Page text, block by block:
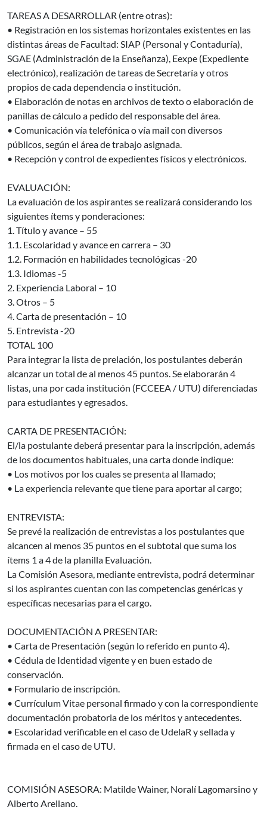
TAREAS A DESARROLLAR (entre otras):
• Registración en los sistemas horizontales existentes en las
distintas áreas de Facultad: SIAP (Personal y Contaduría),
SGAE (Administración de la Enseñanza), Eexpe (Expediente
electrónico), realización de tareas de Secretaría y otros
propios de cada dependencia o institución.
• Elaboración de notas en archivos de texto o elaboración de
panillas de cálculo a pedido del responsable del área.
• Comunicación vía telefónica o vía mail con diversos
públicos, según el área de trabajo asignada.
• Recepción y control de expedientes físicos y electrónicos.
EVALUACIÓN:
La evaluación de los aspirantes se realizará considerando los
siguientes ítems y ponderaciones:
1. Título y avance – 55
1.1. Escolaridad y avance en carrera – 30
1.2. Formación en habilidades tecnológicas -20
1.3. Idiomas -5
2. Experiencia Laboral – 10
3. Otros – 5
4. Carta de presentación – 10
5. Entrevista -20
TOTAL 100
Para integrar la lista de prelación, los postulantes deberán
alcanzar un total de al menos 45 puntos. Se elaborarán 4
listas, una por cada institución (FCCEEA / UTU) diferenciadas
para estudiantes y egresados.
CARTA DE PRESENTACIÓN:
El/la postulante deberá presentar para la inscripción, además
de los documentos habituales, una carta donde indique:
• Los motivos por los cuales se presenta al llamado;
• La experiencia relevante que tiene para aportar al cargo;
ENTREVISTA:
Se prevé la realización de entrevistas a los postulantes que
alcancen al menos 35 puntos en el subtotal que suma los
ítems 1 a 4 de la planilla Evaluación.
La Comisión Asesora, mediante entrevista, podrá determinar
si los aspirantes cuentan con las competencias genéricas y
específicas necesarias para el cargo.
DOCUMENTACIÓN A PRESENTAR:
• Carta de Presentación (según lo referido en punto 4).
• Cédula de Identidad vigente y en buen estado de
conservación.
• Formulario de inscripción.
• Currículum Vitae personal firmado y con la correspondiente
documentación probatoria de los méritos y antecedentes.
• Escolaridad verificable en el caso de UdelaR y sellada y
firmada en el caso de UTU.
COMISIÓN ASESORA: Matilde Wainer, Noralí Lagomarsino y
Alberto Arellano.